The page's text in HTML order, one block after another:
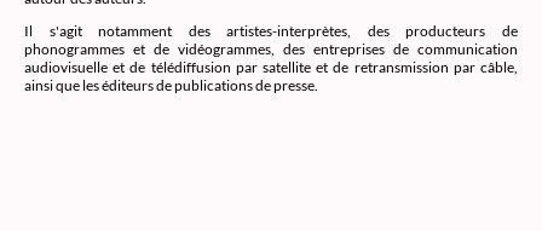
Il s'agit notamment des artistes-interprètes, des producteurs de
phonogrammes et de vidéogrammes, des entreprises de communication
audiovisuelle et de télédiffusion par satellite et de retransmission par câble,
ainsi que les éditeurs de publications de presse.